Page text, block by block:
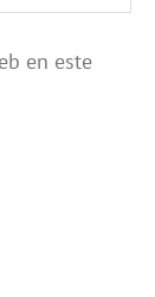
en este